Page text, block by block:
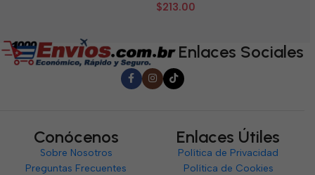
0
$213.00
Enlaces Sociales
Conócenos
Sobre Nosotros
Preguntas Frecuentes
Enlaces Útiles
Política de Privacidad
Política de Cookies